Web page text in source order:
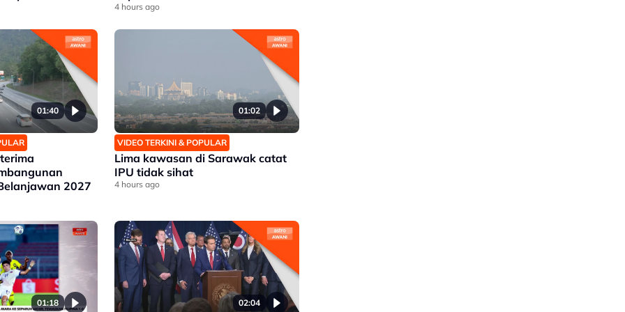
4 hours ago
01:40
2027
01:02
VIDEO TERKINI & POPULAR
Lima kawasan di Sarawak catat
IPU tidak sihat
4 hours ago
01:18 02:04